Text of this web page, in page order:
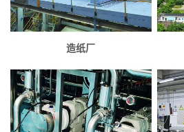
造纸厂